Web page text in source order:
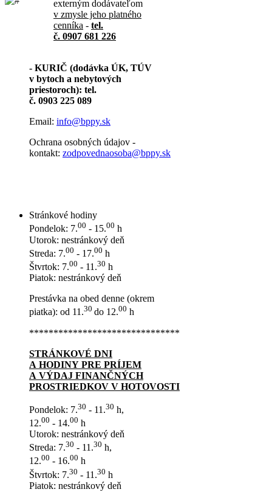
externým dodávateľom
v zmysle jeho platného
cenníka - tel.
č. 0907 681 226
- KURIČ (dodávka ÚK, TÚV
v bytoch a nebytových
priestoroch): tel.
č. 0903 225 089
Email: info@bppy.sk
Ochrana osobných údajov -
kontakt: zodpovednaosoba@bppy.sk
Stránkové hodiny
Pondelok: 7.00 - 15.00 h
Utorok: nestránkový deň
Streda: 7.00 - 17.00 h
Štvrtok: 7.00 - 11.30 h
Piatok: nestránkový deň
Prestávka na obed denne (okrem
piatka): od 11.30 do 12.00 h
*******************************
STRÁNKOVÉ DNI
A HODINY PRE PRÍJEM
A VÝDAJ FINANČNÝCH
PROSTRIEDKOV V HOTOVOSTI
Pondelok: 7.30 - 11.30 h,
12.00 - 14.00 h
Utorok: nestránkový deň
Streda: 7.30 - 11.30 h,
12.00 - 16.00 h
Štvrtok: 7.30 - 11.30 h
Piatok: nestránkový deň